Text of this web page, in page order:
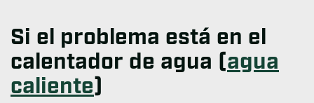
Si el problema está en el
calentador de agua (agua
caliente)